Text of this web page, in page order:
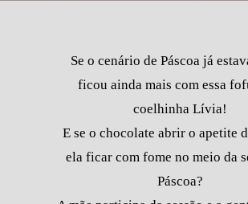
Se o cenário de Páscoa já
ficou ainda mais com essa
coelhinha Lívia!
E se o chocolate abrir o apetite
ela ficar com fome no meio da
Páscoa?